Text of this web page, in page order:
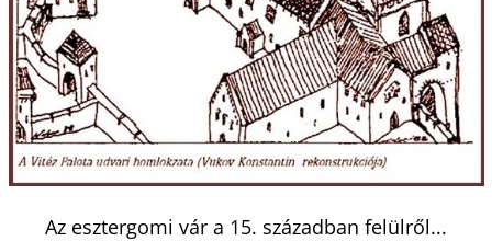
Az esztergomi vár a 15. században felülről...